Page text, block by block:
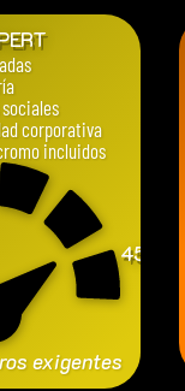
corporativa
incluidos
450
exigentes